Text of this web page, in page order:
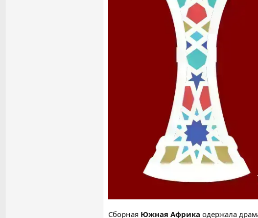
Сборная Южная Африка одержала